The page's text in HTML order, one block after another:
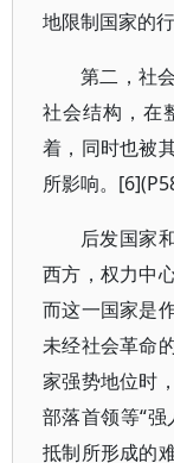
地限制国家的行
第二，社
社会结构，在
着，同时也被
所影响。
后发国家
西方，权力中
而这一国家是
未经社会革命
家强势地位时
部落首领等“
抵制所形成的